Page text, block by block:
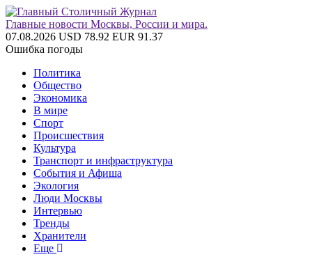
Главные новости Москвы, России и мира.
07.08.2026 USD 78.92 EUR 91.37
Ошибка погоды
Политика
Общество
Экономика
В мире
Спорт
Происшествия
Культура
Транспорт и инфраструктура
События и Афиша
Экология
Люди Москвы
Интервью
Тренды
Хранители
Еще